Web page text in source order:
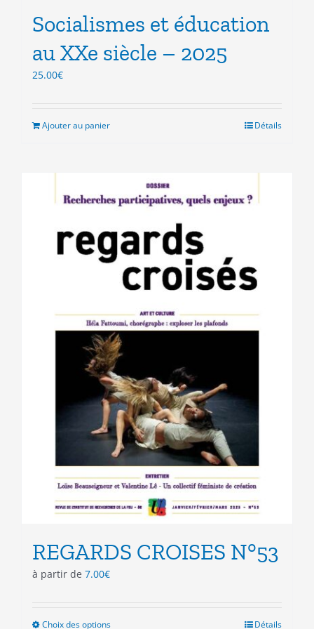
Socialismes et éducation
au XXe siècle – 2025
25.00€
Ajouter au panier Détails
REGARDS CROISES N°53
à partir de 7.00€
Choix des optionsCe
Détails